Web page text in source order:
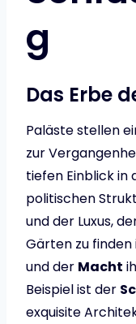
g
Das Erbe
Paläste stellen
zur
tiefen Einblick in
politischen
und der Luxus,
Gärten zu finden
und der Macht
Beispiel ist der
exquisite